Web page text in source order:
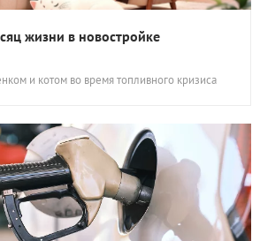
жизни в новостройке
и котом во время топливного кризиса